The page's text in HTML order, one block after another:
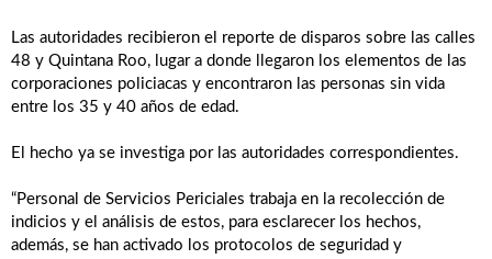
Las autoridades recibieron el reporte de disparos sobre las calles
48 y Quintana Roo, lugar a donde llegaron los elementos de las
corporaciones policiacas y encontraron las personas sin vida
entre los 35 y 40 años de edad.
El hecho ya se investiga por las autoridades correspondientes.
“Personal de Servicios Periciales trabaja en la recolección de
indicios y el análisis de estos, para esclarecer los hechos,
además, se han activado los protocolos de seguridad y